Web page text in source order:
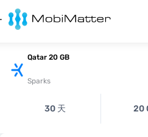
Qatar 20 GB
Sparks
30 天 20